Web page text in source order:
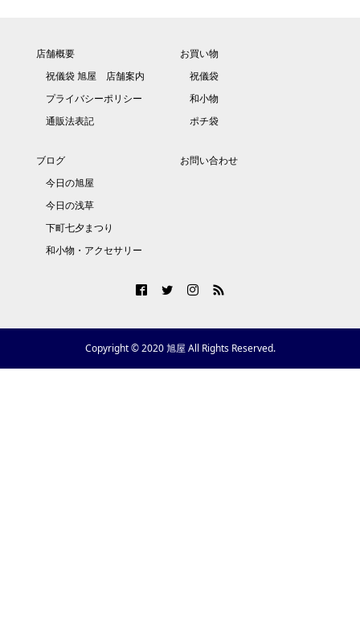
店舗概要
祝儀袋 旭屋 店舗案内
プライバシーポリシー
通販法表記
お買い物
祝儀袋
和小物
ポチ袋
ブログ
今日の旭屋
今日の浅草
下町七夕まつり
和小物・アクセサリー
お問い合わせ
Copyright © 2020 旭屋 All Rights Reserved.